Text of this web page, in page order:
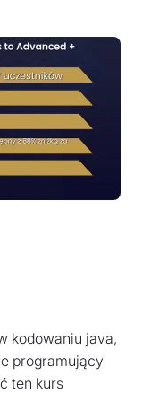
kodowaniu java,
programujący
ten kurs